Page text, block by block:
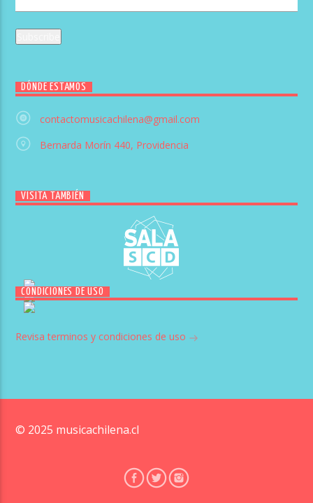
DÓNDE ESTAMOS
contactomusicachilena@gmail.com
Bernarda Morín 440, Providencia
VISITA TAMBIÉN
CONDICIONES DE USO
Revisa terminos y condiciones de uso
© 2025 musicachilena.cl